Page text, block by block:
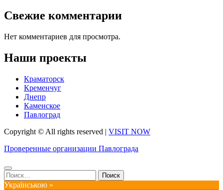
Свежие комментарии
Нет комментариев для просмотра.
Наши проекты
Краматорск
Кременчуг
Днепр
Каменское
Павлоград
Copyright © All rights reserved | VISIT NOW
Проверенные организации Павлограда
Найти:
Українською »